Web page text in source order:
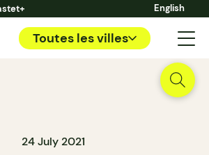
English
Toutes les villes
24 July 2021